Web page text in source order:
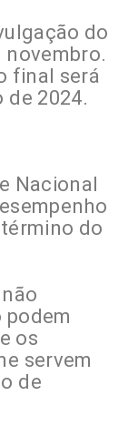
do
novembro.
final será
de 2024.
Nacional
do
os
servem
de